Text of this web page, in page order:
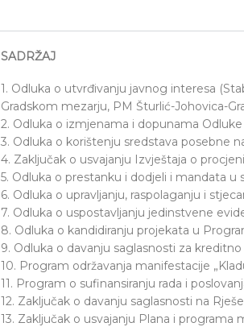
SADRŽAJ
1. Odluka o utvrđivanju javnog interesa
Gradskom mezarju, PM Šturlić-Johovica-
2. Odluka o izmjenama i dopunama
3. Odluka o korištenju sredstava posebne
4. Zaključak o usvajanju Izvještaja o
5. Odluka o prestanku i dodjeli i mandata u
6. Odluka o upravljanju, raspolaganju i
7. Odluka o uspostavljanju jedinstvene
8. Odluka o kandidiranju projekata u
9. Odluka o davanju saglasnosti za
10. Program održavanja manifestacije
11. Program o sufinansiranju rada i
12. Zaključak o davanju saglasnosti na
13. Zaključak o usvajanju Plana i